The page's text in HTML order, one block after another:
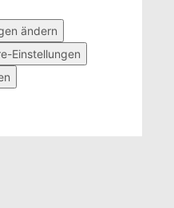
ändern
Einstellungen